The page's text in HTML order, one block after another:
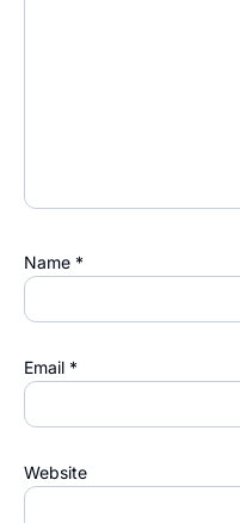
Name *
Email *
Website